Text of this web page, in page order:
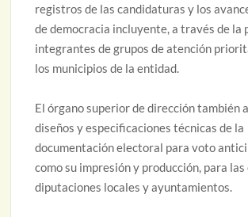
registros de las candidaturas y los
de democracia incluyente, a través de la
integrantes de grupos de atención
los municipios de la entidad.
El órgano superior de dirección también
diseños y especificaciones técnicas de la
documentación electoral para voto
como su impresión y producción, para
diputaciones locales y ayuntamientos.